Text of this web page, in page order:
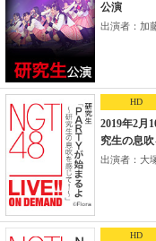
公演
出演者：加
HD
2019年2月
究生の息
出演者：大
HD